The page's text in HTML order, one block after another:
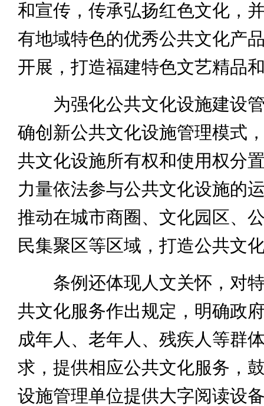
和宣传，传承弘扬红色文化，
有地域特色的优秀公共文化产
开展，打造福建特色文艺精品
为强化公共文化设施建设管
确创新公共文化设施管理模式
共文化设施所有权和使用权分
力量依法参与公共文化设施的
推动在城市商圈、文化园区、
民集聚区等区域，打造公共文
条例还体现人文关怀，对特
共文化服务作出规定，明确政
成年人、老年人、残疾人等群
求，提供相应公共文化服务，
设施管理单位提供大字阅读设